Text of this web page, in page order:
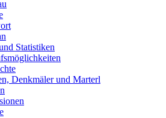
Statistiken
Denkmäler und Marterl